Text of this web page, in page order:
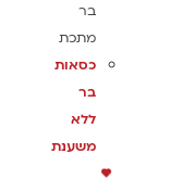
בר
מתכת
כסאות
בר
ללא
משענת